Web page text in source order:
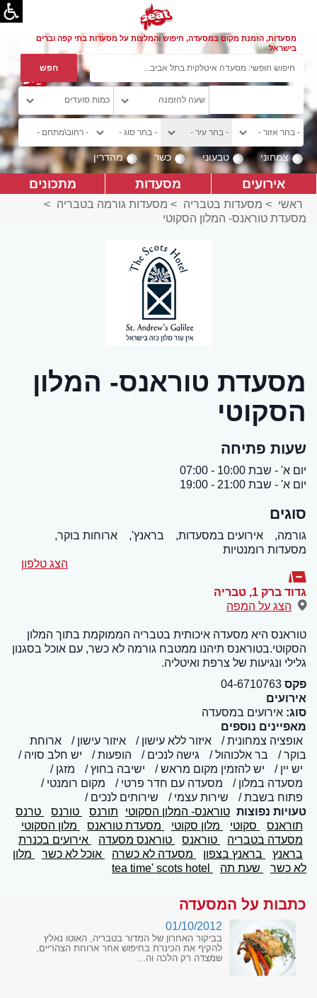
מסעדות, הזמנת מקום במסעדה, חיפוש והמלצות על מסעדות בתי קפה וברים
בישראל
צמחוני טבעוני כשר מהדרין
אירועים מסעדות מתכונים
ראשי > מסעדות בטבריה > מסעדות גורמה בטבריה >
מסעדת טוראנס- המלון הסקוטי
מסעדת טוראנס- המלון
הסקוטי
שעות פתיחה
יום א' - שבת 10:00 - 07:00
יום א' - שבת 21:00 - 19:00
סוגים
גורמה, אירועים במסעדות, בראנץ',
ארוחות בוקר,
מסעדות רומנטיות
הצג טלפון
גדוד ברק 1 , טבריה
הצג על המפה
טוראנס היא מסעדה איכותית בטבריה הממוקמת בתוך המלון
הסקוטי.בטוראנס תיהנו ממטבח גורמה לא כשר, עם אוכל בסגנון
גלילי ונגיעות של צרפת ואיטליה.
פקס 04-6710763
אירועים
סוג: אירועים במסעדה
מאפיינים נוספים
אופציה צמחונית
איזור ללא עישון איזור עישון
ארוחת
בוקר
בר אלכוהול גישה לנכים הופעות
יש חלב סויה
יש יין
יש להזמין מקום מראש ישיבה בחוץ
מזגן
מסעדה במלון
מסעדה עם חדר פרטי
מקום רומנטי
פתוח בשבת
שירות עצמי
שירותים לנכים
טעויות נפוצות טוראנס- המלון הסקוטי תורנס טורנס
טרנס
תוראנס
סקוטי מלון סקוטי מסעדת טוראנס
מלון הסקוטי
מסעדה בטבריה
טוראנס טוראנס מסעדה
אירועים בכנרת
בראנץ
בראנץ בצפון מסעדה לא כשרה אוכל לא כשר
מלון
לא כשר
שעת תה
כתבות על המסעדה
01/10/2012
בביקור האחרון של המדור בטבריה, האוטו נאלץ
להקיף את הכינרת בחיפוש אחר ארוחת הצהריים,
שמצדה רק הלכה וה...